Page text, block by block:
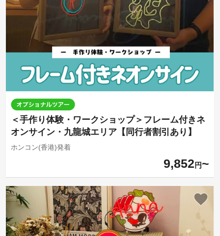
＜手作り体験・ワークショップ＞フレーム付きネ
オンサイン・九龍城エリア【同行者割引あり】
ホンコン(香港)発着
9,852 円